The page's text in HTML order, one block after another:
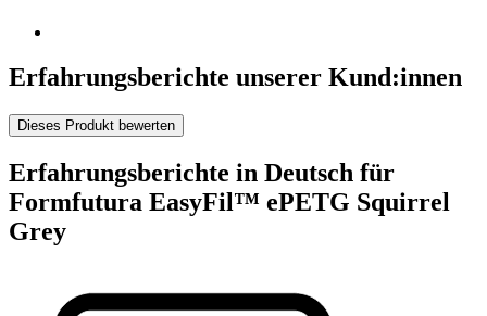
Erfahrungsberichte unserer Kund:innen
Dieses Produkt bewerten
Erfahrungsberichte in Deutsch für
Formfutura EasyFil™ ePETG Squirrel
Grey